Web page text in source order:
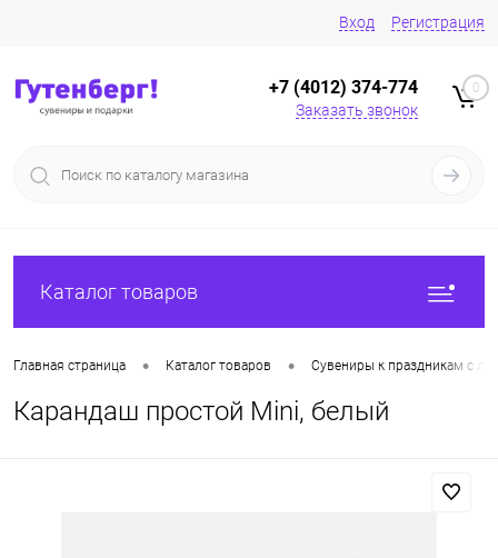
Вход Регистрация
+7 (4012) 374-774
Заказать звонок
0
Каталог товаров
Главная страница • Каталог товаров • Сувениры к праздникам с
Карандаш простой Mini, белый